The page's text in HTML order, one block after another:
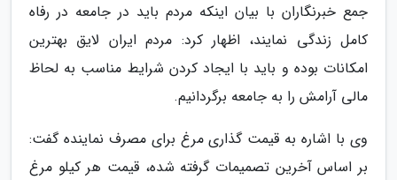
جمع خبرنگاران با بیان اینکه مردم باید در جامعه در رفاه
کامل زندگی نمایند، اظهار کرد: مردم ایران لایق بهترین
امکانات بوده و باید با ایجاد کردن شرایط مناسب به لحاظ
مالی آرامش را به جامعه برگردانیم.
وی با اشاره به قیمت گذاری مرغ برای مصرف نماینده گفت:
بر اساس آخرین تصمیمات گرفته شده، قیمت هر کیلو مرغ